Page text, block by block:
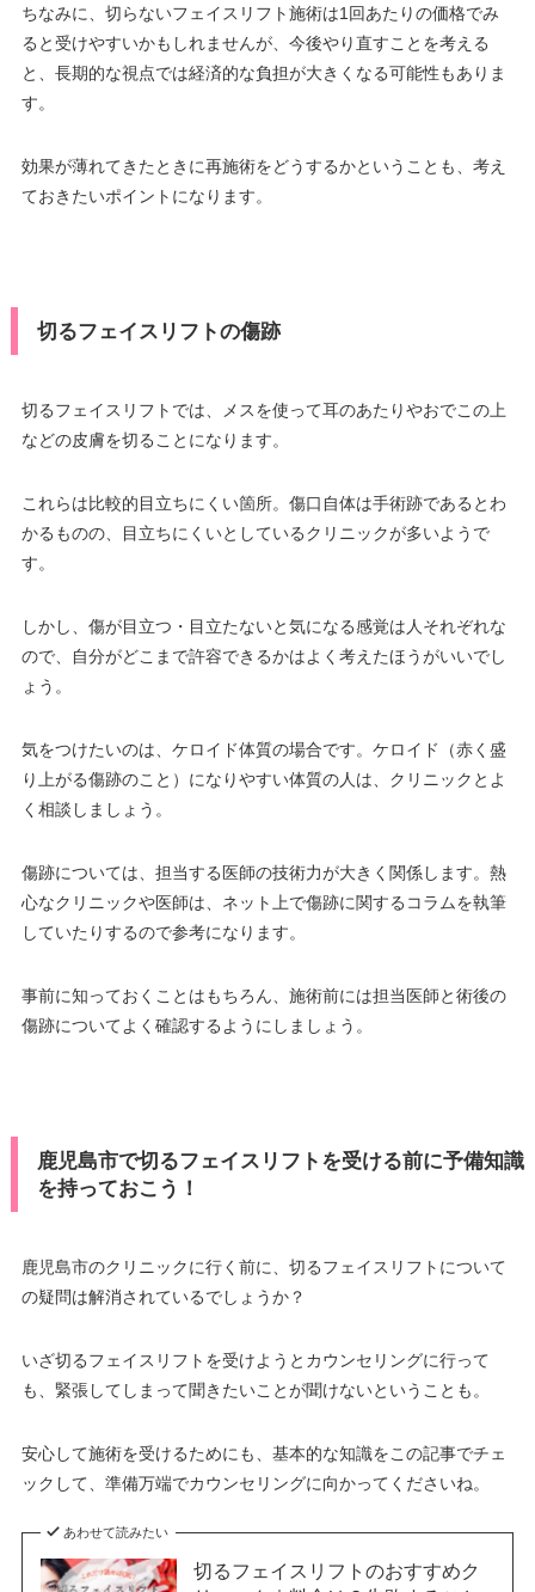
ちなみに、切らないフェイスリフト施術は1回あたりの価格でみ
ると受けやすいかもしれませんが、今後やり直すことを考える
と、長期的な視点では経済的な負担が大きくなる可能性もありま
す。
効果が薄れてきたときに再施術をどうするかということも、考え
ておきたいポイントになります。
切るフェイスリフトの傷跡
切るフェイスリフトでは、メスを使って耳のあたりやおでこの上
などの皮膚を切ることになります。
これらは比較的目立ちにくい箇所。傷口自体は手術跡であるとわ
かるものの、目立ちにくいとしているクリニックが多いようで
す。
しかし、傷が目立つ・目立たないと気になる感覚は人それぞれな
ので、自分がどこまで許容できるかはよく考えたほうがいいでし
ょう。
気をつけたいのは、ケロイド体質の場合です。ケロイド（赤く盛
り上がる傷跡のこと）になりやすい体質の人は、クリニックとよ
く相談しましょう。
傷跡については、担当する医師の技術力が大きく関係します。熱
心なクリニックや医師は、ネット上で傷跡に関するコラムを執筆
していたりするので参考になります。
事前に知っておくことはもちろん、施術前には担当医師と術後の
傷跡についてよく確認するようにしましょう。
鹿児島市で切るフェイスリフトを受ける前に予備知識
を持っておこう！
鹿児島市のクリニックに行く前に、切るフェイスリフトについて
の疑問は解消されているでしょうか？
いざ切るフェイスリフトを受けようとカウンセリングに行って
も、緊張してしまって聞きたいことが聞けないということも。
安心して施術を受けるためにも、基本的な知識をこの記事でチェ
ックして、準備万端でカウンセリングに向かってくださいね。
あわせて読みたい
切るフェイスリフトのおすすめク